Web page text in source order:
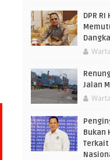
DPR
Dangkal
Jalan
Bukan
Terkait